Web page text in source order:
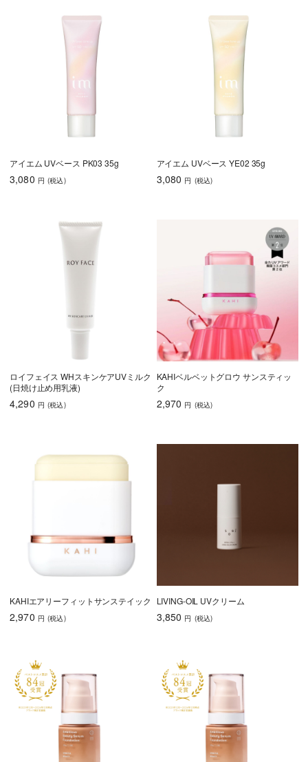
アイエム UVベース PK03 35g
3,080 円 (税込)
アイエム UVベース YE02 35g
3,080 円 (税込)
ロイフェイス WHスキンケアUVミルク
(日焼け止め用乳液)
4,290 円 (税込)
KAHIベルベットグロウ サンスティッ
ク
2,970 円 (税込)
KAHIエアリーフィットサンステイック
2,970 円 (税込)
LIVING-OIL UVクリーム
3,850 円 (税込)